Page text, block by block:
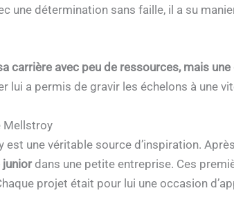
une détermination sans faille, il a su
carrière avec peu de ressources, mais
lui a permis de gravir les échelons à une
Mellstroy
une véritable source d’inspiration.
juniordans une petite entreprise. Ces
projet était pour lui une occasion